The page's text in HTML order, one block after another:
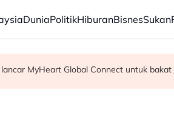
DuniaPolitikHiburanBisnesSukan
bina 200,000 rumah mampu milik di
mentadbir, Anwar berjaya pacu
MyHeart Global Connect untuk